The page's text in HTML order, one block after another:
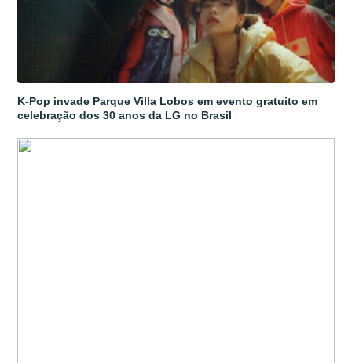
K-Pop invade Parque Villa Lobos em evento gratuito em
celebração dos 30 anos da LG no Brasil